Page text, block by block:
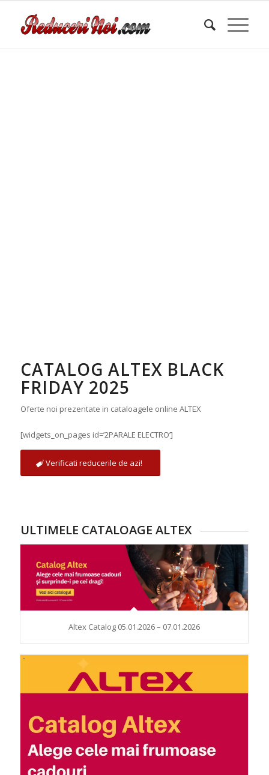
CATALOG ALTEX BLACK
FRIDAY 2025
Oferte noi prezentate in cataloagele online ALTEX
[widgets_on_pages id=’2PARALE ELECTRO’]
Verificati reducerile de azi!
ULTIMELE CATALOAGE ALTEX
Altex Catalog 05.01.2026 – 07.01.2026